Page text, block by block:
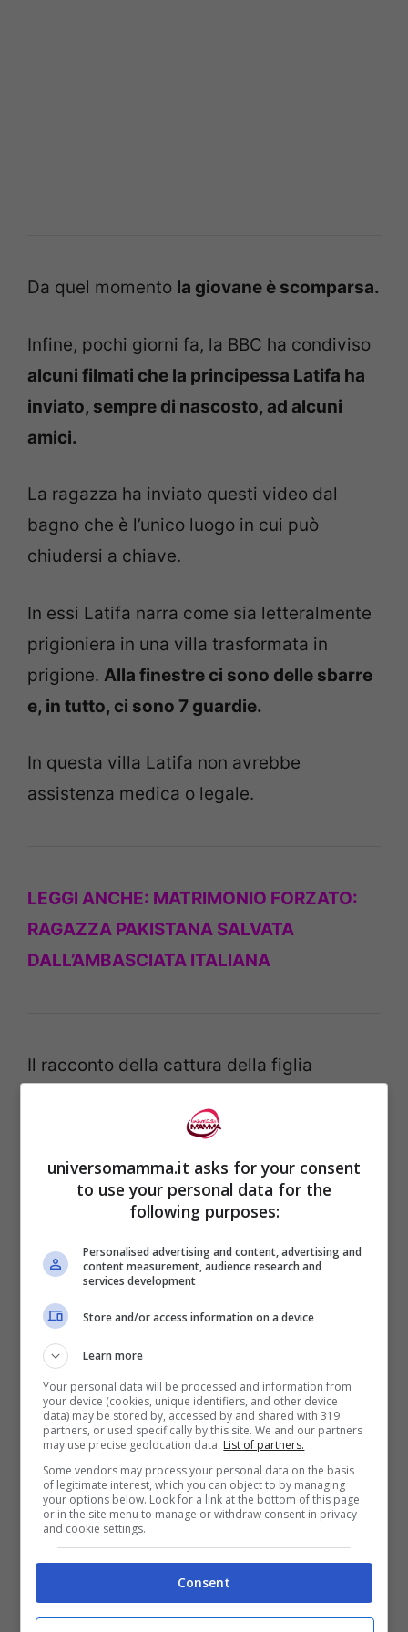
Da quel momento la giovane è scomparsa.
Infine, pochi giorni fa, la BBC ha condiviso
alcuni filmati che la principessa Latifa ha
inviato, sempre di nascosto, ad alcuni
amici.
La ragazza ha inviato questi video dal
bagno che è l’unico luogo in cui può
chiudersi a chiave.
In essi Latifa narra come sia letteralmente
prigioniera in una villa trasformata in
prigione. Alla finestre ci sono delle sbarre
e, in tutto, ci sono 7 guardie.
In questa villa Latifa non avrebbe
assistenza medica o legale.
LEGGI ANCHE: MATRIMONIO FORZATO:
RAGAZZA PAKISTANA SALVATA
DALL’AMBASCIATA ITALIANA
Il racconto della cattura della figlia
sua amica Tiina Jauhiainen, dal cugino
materno Marcus Essabri, dall’attivista
David Haigh, come si legge su BBC.
Queste persone hanno deciso di lanciare
una campagna per liberarla.
A quanto pare l’unico modo per liberare
Latifa dal gioco del padre è fare pressione
a livello internazionale.
Per lei ha deciso di intervenire l’ex Alto
Commissario delle Nazioni Unite per i
diritti umani e presidente dell’Irlanda.
universomamma.it asks for your consent
to use your personal data for the
following purposes:
Personalised advertising and content, advertising and
content measurement, audience research and
services development
Store and/or access information on a device
Learn more
Your personal data will be processed and information from
your device (cookies, unique identifiers, and other device
data) may be stored by, accessed by and shared with 319
partners, or used specifically by this site. We and our partners
may use precise geolocation data. List of partners.
Some vendors may process your personal data on the basis
of legitimate interest, which you can object to by managing
your options below. Look for a link at the bottom of this page
or in the site menu to manage or withdraw consent in privacy
and cookie settings.
Consent